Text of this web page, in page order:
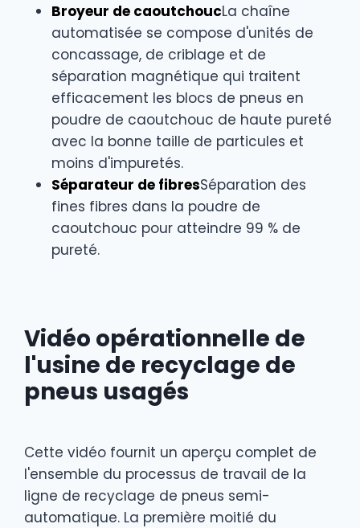
Broyeur de caoutchoucLa chaîne
automatisée se compose d'unités de
concassage, de criblage et de
séparation magnétique qui traitent
efficacement les blocs de pneus en
poudre de caoutchouc de haute pureté
avec la bonne taille de particules et
moins d'impuretés.
Séparateur de fibresSéparation des
fines fibres dans la poudre de
caoutchouc pour atteindre 99 % de
pureté.
Vidéo opérationnelle de
l'usine de recyclage de
pneus usagés
Cette vidéo fournit un aperçu complet de
l'ensemble du processus de travail de la
ligne de recyclage de pneus semi-
automatique. La première moitié du